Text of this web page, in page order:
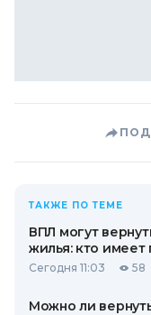
ТАКЖЕ ПО ТЕМЕ
ВПЛ могут
жилья: кто имеет
Сегодня 11:03 58
Можно ли